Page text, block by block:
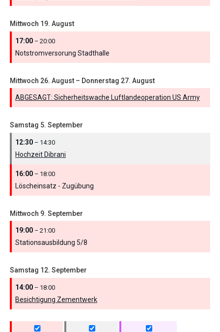
Mittwoch 19. August
17:00 – 20:00
Notstromversorung Stadthalle
Mittwoch 26. August – Donnerstag 27. August
ABGESAGT: Sicherheitswache Luftlandeoperation US Army
Samstag 5. September
12:30 – 14:30
Hochzeit Dibrani
16:00 – 18:00
Löscheinsatz - Zugübung
Mittwoch 9. September
19:00 – 21:00
Stationsausbildung 5/8
Samstag 12. September
14:00 – 18:00
Besichtigung Zementwerk